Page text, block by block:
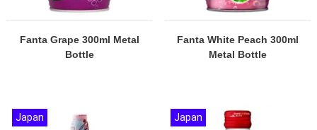
Fanta Grape 300ml Metal
Bottle
Fanta White Peach 300ml
Metal Bottle
Japan Japan